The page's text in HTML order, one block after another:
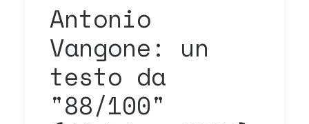
Antonio
Vangone: un
testo da
"88/100"